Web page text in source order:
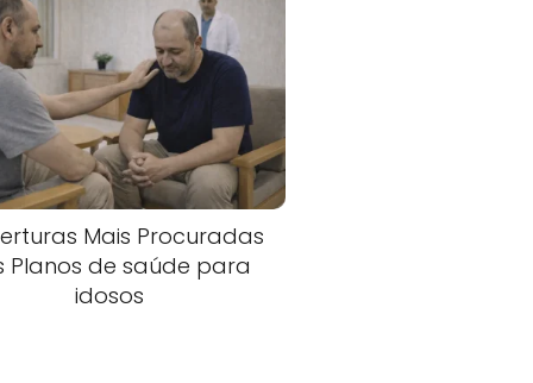
Mais Procuradas
Planos de saúde para
idosos